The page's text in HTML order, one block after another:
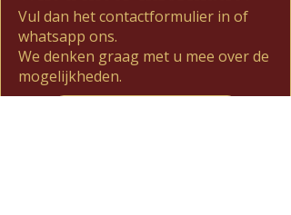
Vul dan het contactformulier in of
whatsapp ons.
We denken graag met u mee over de
mogelijkheden.